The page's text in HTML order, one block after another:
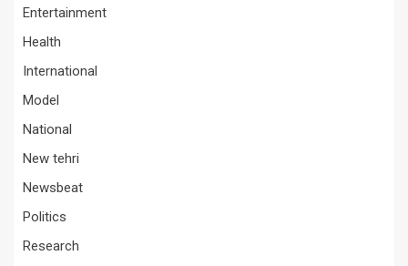
Entertainment
Health
International
Model
National
New tehri
Newsbeat
Politics
Research